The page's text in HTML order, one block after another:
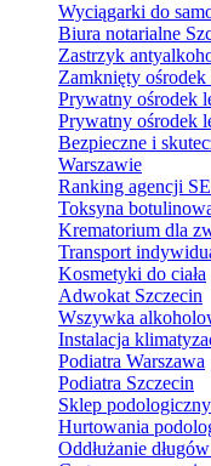
Wyciągarki do
Biura notarialne
Zastrzyk
Zamknięty ośrodek
Prywatny ośrodek
Prywatny ośrodek
Bezpieczne i
Warszawie
Ranking agencji
Toksyna
Krematorium dla
Transport
Kosmetyki do ciała
Adwokat Szczecin
Wszywka
Instalacja
Podiatra Warszawa
Podiatra Szczecin
Sklep podologiczny
Hurtowania
Oddłużanie